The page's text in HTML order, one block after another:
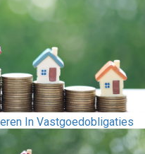
In Vastgoedobligaties